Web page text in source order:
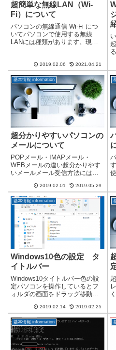
超簡単な無線LAN（Wi-
Fi）について
パソコンの無線通信 Wi-Fi につ
いてパソコンで使用する無線
LANには種類があります。現在
れています。Wi-Fiに関して詳し
く説明しているHPは沢山あるの
で、ここでは誰でも分...
2019.02.06 2021.04.21
基本情報 information
超分かりやすいパソコンの
メールについて
POPメール・IMAPメール・
WEBメールの違い超分かりやす
いメールメール受信方法には、
ール・IMAPメール・WEBメール
とても分かりにくくなっている
ので、分かりやすく説明いたし
ます。POPメールメールソフ
ト...
2019.02.01 2019.05.29
基本情報 information
Windows10色の設定 タ
イトルバー
Windows10タイトルバー色の設
定パソコンを操作しているとフ
ォルダの画面をドラッグ移動す
ルダを表示するとほぼ必ずのよ
うに移動します。Windows10
は、色の設定によりタイトルバ
ーが規定では白色になっていま
す...
2019.02.14 2019.02.25
基本情報 information